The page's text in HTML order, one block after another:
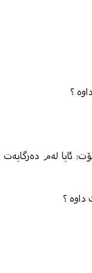
؟
ئایا لەم دەرگایەت
داوە ؟